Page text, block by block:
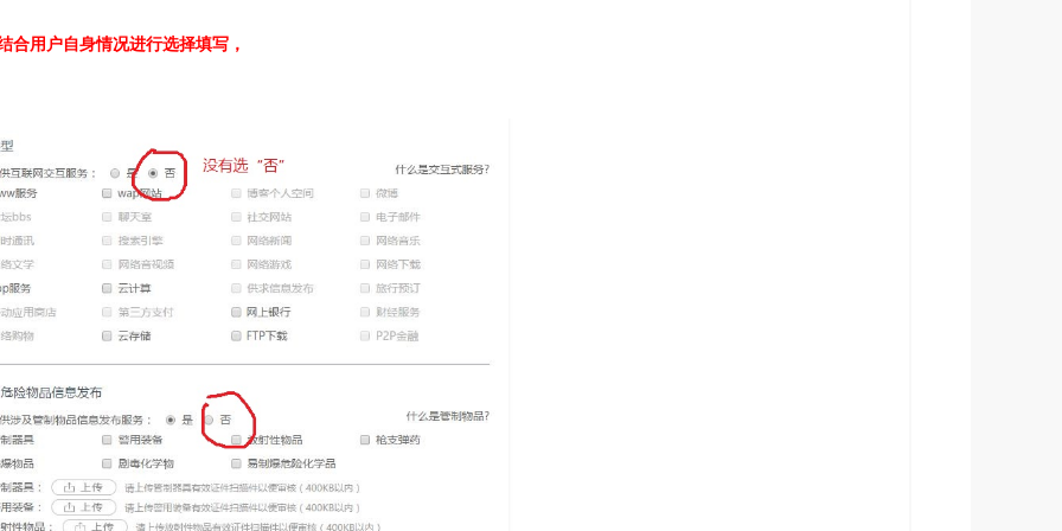
合用户自身情况进行选择填写，